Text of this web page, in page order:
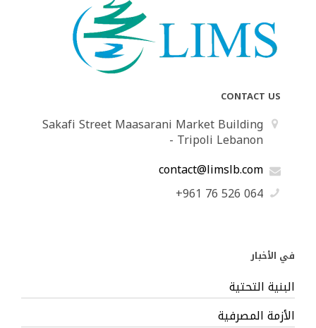
CONTACT US
Sakafi Street Maasarani Market Building
- Tripoli Lebanon
contact@limslb.com
+961 76 526 064
في الأخبار
البنية التحتية
الأزمة المصرفية